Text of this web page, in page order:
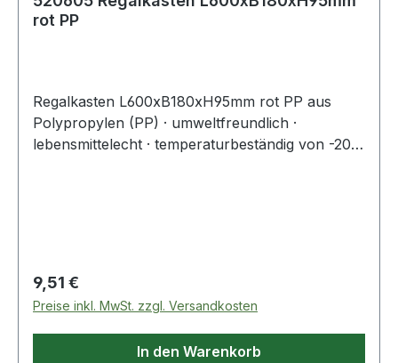
rot PP
Regalkasten L600xB180xH95mm rot PP aus
Polypropylen (PP) · umweltfreundlich ·
lebensmittelecht · temperaturbeständig von -20
Regulärer Preis:
9,51 €
Preise inkl. MwSt. zzgl. Versandkosten
In den Warenkorb